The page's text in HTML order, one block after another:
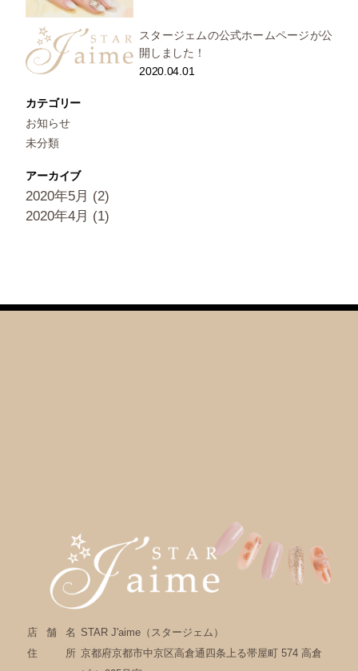
スタージェムの公式ホームページが公
開しました！
2020.04.01
カテゴリー
お知らせ
未分類
アーカイブ
2020年5月 (2)
2020年4月 (1)
店舗名 STAR J'aime（スタージェム）
住所 京都府京都市中京区高倉通四条上る帯屋町 574 高倉